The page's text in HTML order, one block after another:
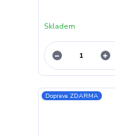
Skladem
Doprava ZDARMA